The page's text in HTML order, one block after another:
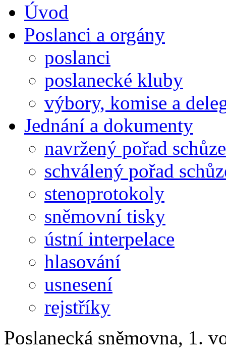
Úvod
Poslanci a orgány
poslanci
poslanecké kluby
výbory, komise a
Jednání a dokumenty
navržený pořad schůze
schválený pořad
stenoprotokoly
sněmovní tisky
ústní interpelace
hlasování
usnesení
rejstříky
Poslanecká sněmovna, 1.